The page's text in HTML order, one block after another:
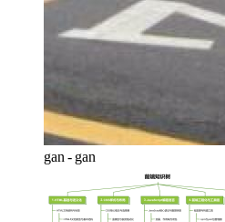
gan - gan